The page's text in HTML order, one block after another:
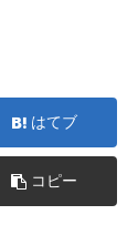
はてブ
コピー